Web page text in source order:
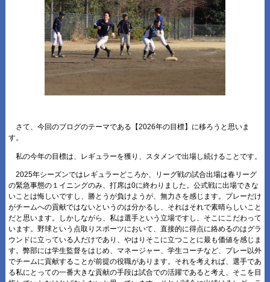
さて、今回のブログのテーマである【2026年の目標】に移ろうと思いま
す。
私の今年の目標は、レギュラーを獲り、スタメンで出場し続けることです。
2025年シーズンではレギュラーどころか、リーグ戦の試合出場は春リーグ
の緊急事態の１イニングのみ、打席は0に終わりました。公式戦に出場できな
いことは悔しいですし、勝とうが負けようが、無力さを感じます。プレーだけ
がチームへの貢献ではないというのは分かるし、それはそれで素晴らしいこと
だと思います。しかしながら、私は選手という立場ですし、そこにこだわって
います。野球という点取りスポーツにおいて、直接的に得点に絡めるのはグラ
ウンドに立っている人だけであり、やはりそこに立つことに最も価値を感じま
す。弊部には学生監督をはじめ、マネージャー、学生コーチなど、プレー以外
でチームに貢献することが前提の役職があります。それを考えれば、選手であ
る私にとっての一番大きな貢献の手段は試合での活躍であると考え、そこを目